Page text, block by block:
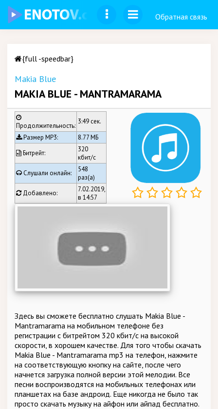
Обратная связь
{full -speedbar}
Makia Blue
MAKIA BLUE - MANTRAMARAMA
Продолжительность:
3:49 сек.
Размер MP3:
8.77 МБ
Битрейт:
320
кбит/c
Слушали онлайн:
548
раз(а)
Добавлено:
7.02.2019,
в 14:57
Здесь вы сможете бесплатно слушать Makia Blue -
Mantramarama на мобильном телефоне без
регистрации с битрейтом 320 кбит/c на высокой
скорости, в хорошем качестве. Для того чтобы скачать
Makia Blue - Mantramarama mp3 на телефон, нажмите
на соответствующую кнопку на сайте, после чего
начнется загрузка полной версии этой мелодии. Все
песни воспроизводятся на мобильных телефонах или
планшетах на базе андроид. Еще никогда не было так
просто скачать музыку на айфон или айпад бесплатно.